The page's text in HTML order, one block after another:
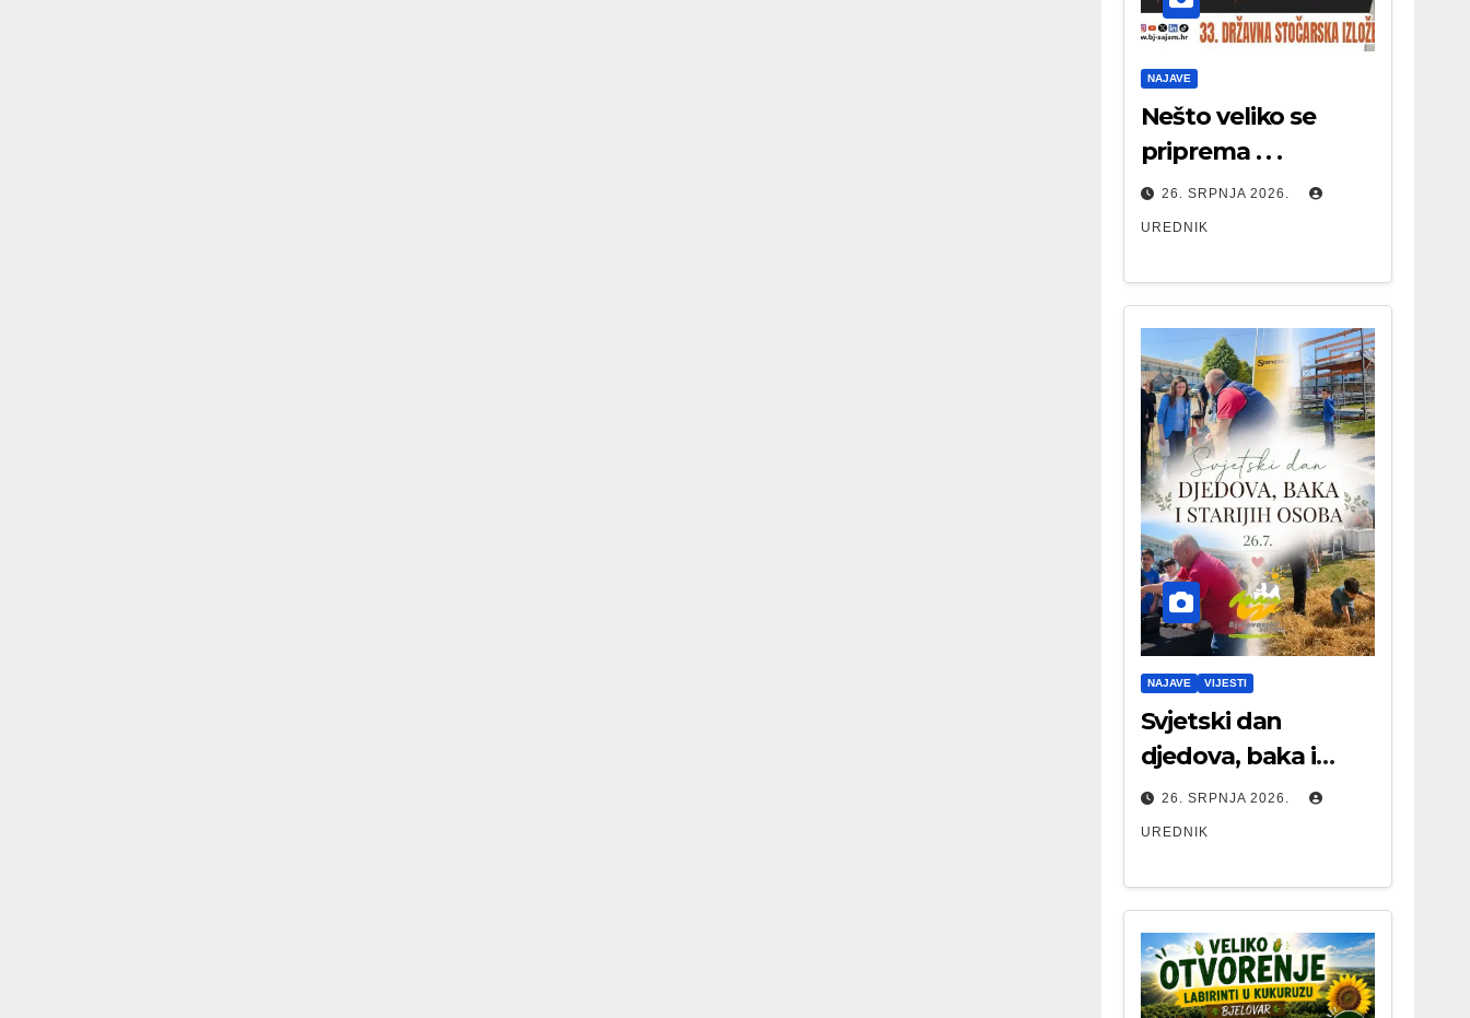
NAJAVE
Nešto veliko se
priprema . . .
26. SRPNJA 2026.
UREDNIK
NAJAVE VIJESTI
Svjetski dan
djedova, baka i
starijih osoba
26. SRPNJA 2026.
UREDNIK